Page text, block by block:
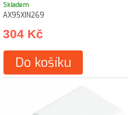
Skladem
AX95XIN269
304 Kč
Do košíku